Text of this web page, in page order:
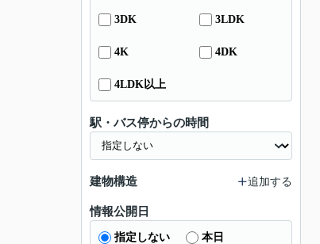
3DK 3LDK
4K 4DK
4LDK以上
駅・バス停からの時間
建物構造 追加する
情報公開日
指定しない 本日